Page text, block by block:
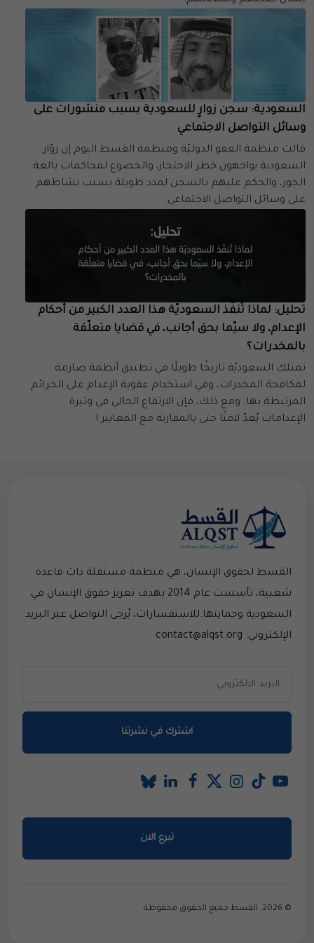
السعودية: سجن زوارٍ للسعودية بسبب منشورات على
وسائل التواصل الاجتماعي
قالت منظمة العفو الدوليّة ومنظمة القسط اليوم إن زوّار
السعودية يواجهون خطر الاحتجاز، والخضوع لمحاكمات بالغة
الجور، والحكم عليهم بالسجن لمدد طويلة بسبب نشاطهم
على وسائل التواصل الاجتماعي.
تحليل: لماذا تُنفّذ السعوديّة هذا العدد الكبير من أحكام
الإعدام، ولا سيّما بحق أجانب، في قضايا متعلّقة
بالمخدرات؟
تمتلك السعوديّة تاريخًا طويلًا في تطبيق أنظمة صارمة
لمكافحة المخدرات، وفي استخدام عقوبة الإعدام على الجرائم
المرتبطة بها. ومع ذلك، فإن الارتفاع الحالي في وتيرة
الإعدامات يُعدّ لافتًا حتى بالمقارنة مع المعايير ا
القسط لحقوق الإنسان، هي منظمة مستقلة ذات قاعدة
شعبية، تأسست عام 2014 بهدف تعزيز حقوق الإنسان في
السعودية وحمايتها.للاستفسارات، يُرجى التواصل عبر البريد
الإلكتروني: contact@alqst.org
اشترك في نشرتنا
تبرع الان
© 2026. القسط جميع الحقوق محفوظة